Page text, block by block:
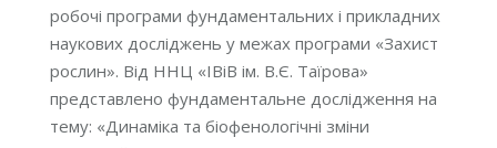
робочі програми фундаментальних і прикладних
наукових досліджень у межах програми «Захист
рослин». Від ННЦ «ІВіВ ім. В.Є. Таїрова»
представлено фундаментальне дослідження на
тему: «Динаміка та біофенологічні зміни